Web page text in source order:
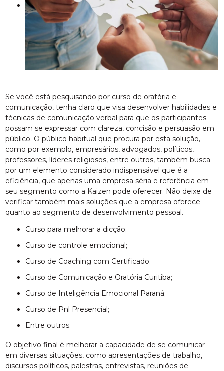
Se você está pesquisando por curso de oratória e
comunicação, tenha claro que visa desenvolver habilidades e
técnicas de comunicação verbal para que os participantes
possam se expressar com clareza, concisão e persuasão em
público. O público habitual que procura por esta solução,
como por exemplo, empresários, advogados, políticos,
professores, líderes religiosos, entre outros, também busca
por um elemento considerado indispensável que é a
eficiência, que apenas uma empresa séria e referência em
seu segmento como a Kaizen pode oferecer. Não deixe de
verificar também mais soluções que a empresa oferece
quanto ao segmento de desenvolvimento pessoal.
curso para melhorar a dicção;
curso de controle emocional;
Curso de Coaching com Certificado;
Curso de Comunicação e Oratória Curitiba;
Curso de Inteligência Emocional Paraná;
Curso de Pnl Presencial;
entre outros.
O objetivo final é melhorar a capacidade de se comunicar
em diversas situações, como apresentações de trabalho,
discursos políticos, palestras, entrevistas, reuniões de